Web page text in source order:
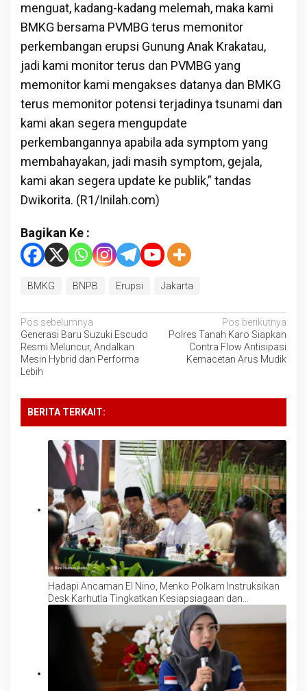
menguat, kadang-kadang melemah, maka kami
BMKG bersama PVMBG terus memonitor
perkembangan erupsi Gunung Anak Krakatau,
jadi kami monitor terus dan PVMBG yang
memonitor kami mengakses datanya dan BMKG
terus memonitor potensi terjadinya tsunami dan
kami akan segera mengupdate
perkembangannya apabila ada symptom yang
membahayakan, jadi masih symptom, gejala,
kami akan segera update ke publik,” tandas
Dwikorita. (R1/Inilah.com)
Bagikan Ke :
BMKG BNPB Erupsi Jakarta
Navigasi
pos
Pos sebelumnya
Generasi Baru Suzuki Escudo
Resmi Meluncur, Andalkan
Mesin Hybrid dan Performa
Lebih
Pos berikutnya
Polres Tanah Karo Siapkan
Contra Flow Antisipasi
Kemacetan Arus Mudik
BERITA TERKAIT:
Hadapi Ancaman El Nino, Menko Polkam Instruksikan
Desk Karhutla Tingkatkan Kesiapsiagaan dan
Pencegahan